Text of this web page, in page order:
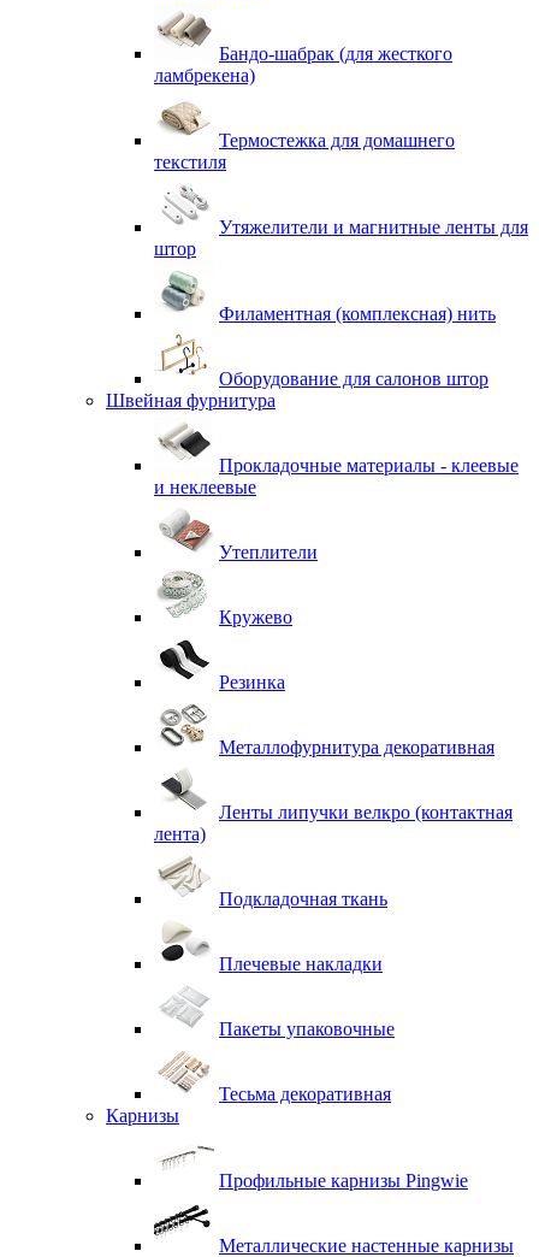
Бандо-шабрак (для жесткого
ламбрекена)
Термостежка для домашнего
текстиля
Утяжелители и магнитные ленты для
штор
Филаментная (комплексная) нить
Оборудование для салонов штор
Швейная фурнитура
Прокладочные материалы - клеевые
и неклеевые
Утеплители
Кружево
Резинка
Металлофурнитура декоративная
Ленты липучки велкро (контактная
лента)
Подкладочная ткань
Плечевые накладки
Пакеты упаковочные
Тесьма декоративная
Карнизы
Профильные карнизы Pingwie
Металлические настенные карнизы